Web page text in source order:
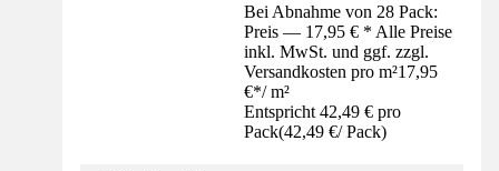
Bei Abnahme von 28 Pack:
Preis — 17,95 € * Alle Preise
inkl. MwSt. und ggf. zzgl.
Versandkosten pro m²17,95
€*/ m²
Entspricht 42,49 € pro
Pack(42,49 €/ Pack)